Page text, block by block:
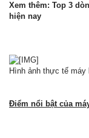
Xem thêm: Top 3
hiện nay
Hình ảnh thực tế máy
Điểm nổi bật của